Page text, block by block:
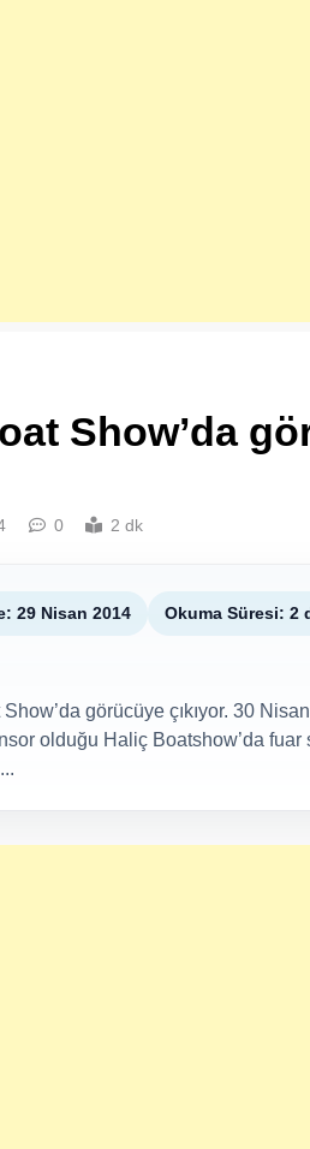
Show’da
0 2 dk
29 Nisan 2014 Okuma Süresi: 2
görücüye çıkıyor. 30
olduğu Haliç Boatshow’da